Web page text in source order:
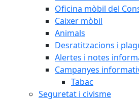
Oficina mòbil del
Caixer mòbil
Animals
Desratitzacions i
Alertes i notes
Campanyes
Tabac
Seguretat i civisme